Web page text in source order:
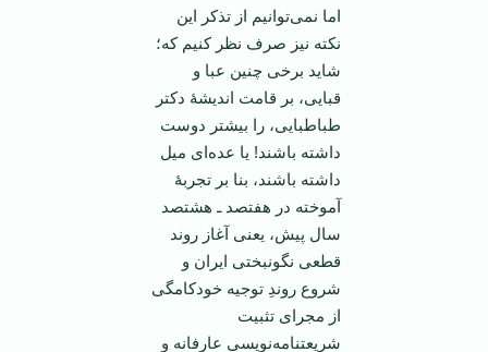
اما نمی‌توانیم از تذکر این
نکته نیز صرف نظر کنیم که؛
شاید برخی چنین عبا و
قبایی، بر قامت اندیشۀ دکتر
طباطبایی، را بیشتر دوست
داشته باشند! یا عده‌ای میل
داشته باشند، بنا بر تجربۀ
آموخته در هفتصد ـ هشتصد
سال پیش، یعنی آغاز روند
قطعی نگونبختی ایران و
شروع روندِ توجیه خودکامگی
از مجرای تثبیت
شریعتنامه‌نویسی عارفانه و